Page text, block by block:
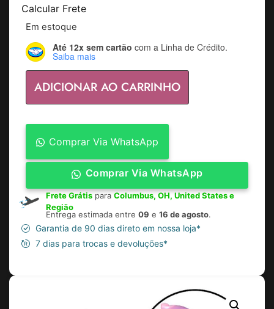
Calcular Frete
Em estoque
Até 12x sem cartão com a Linha de Crédito.
Saiba mais
ADICIONAR AO CARRINHO
Comprar Via WhatsApp
Comprar Via WhatsApp
Frete Grátis para Columbus, OH, United States e
Região
Entrega estimada entre 09 e 16 de agosto.
Garantia de 90 dias direto em nossa loja*
7 dias para trocas e devoluções*